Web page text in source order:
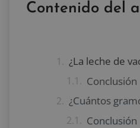
Contenido del
Conclusión
Conclusión